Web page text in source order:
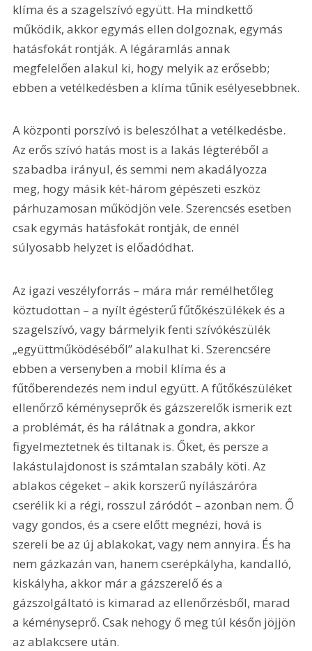
klíma és a szagelszívó együtt. Ha mindkettő
működik, akkor egymás ellen dolgoznak, egymás
hatásfokát rontják. A légáramlás annak
megfelelően alakul ki, hogy melyik az erősebb;
ebben a vetélkedésben a klíma tűnik esélyesebbnek.
A központi porszívó is beleszólhat a vetélkedésbe.
Az erős szívó hatás most is a lakás légteréből a
szabadba irányul, és semmi nem akadályozza
meg, hogy másik két-három gépészeti eszköz
párhuzamosan működjön vele. Szerencsés esetben
csak egymás hatásfokát rontják, de ennél
súlyosabb helyzet is előadódhat.
Az igazi veszélyforrás – mára már remélhetőleg
köztudottan – a nyílt égésterű fűtőkészülékek és a
szagelszívó, vagy bármelyik fenti szívókészülék
„együttműködéséből” alakulhat ki. Szerencsére
ebben a versenyben a mobil klíma és a
fűtőberendezés nem indul együtt. A fűtőkészüléket
ellenőrző kéményseprők és gázszerelők ismerik ezt
a problémát, és ha rálátnak a gondra, akkor
figyelmeztetnek és tiltanak is. Őket, és persze a
lakástulajdonost is számtalan szabály köti. Az
ablakos cégeket – akik korszerű nyílászáróra
cserélik ki a régi, rosszul záródót – azonban nem. Ő
vagy gondos, és a csere előtt megnézi, hová is
szereli be az új ablakokat, vagy nem annyira. És ha
nem gázkazán van, hanem cserépkályha, kandalló,
kiskályha, akkor már a gázszerelő és a
gázszolgáltató is kimarad az ellenőrzésből, marad
a kéményseprő. Csak nehogy ő meg túl későn jöjjön
az ablakcsere után.